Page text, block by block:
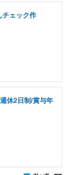
チェック作
休2日制/賞与年